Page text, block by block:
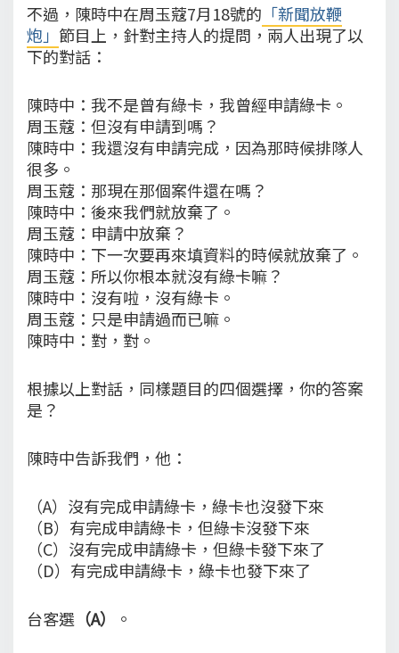
不過，陳時中在周玉蔻7月18號的 「新聞放鞭
炮」 節目上，針對主持人的提問，兩人出現了以
下的對話：
陳時中：我不是曾有綠卡，我曾經申請綠卡。
周玉蔻：但沒有申請到嗎？
陳時中：我還沒有申請完成，因為那時候排隊人
很多。
周玉蔻：那現在那個案件還在嗎？
陳時中：後來我們就放棄了。
周玉蔻：申請中放棄？
陳時中：下一次要再來填資料的時候就放棄了。
周玉蔻：所以你根本就沒有綠卡嘛？
陳時中：沒有啦，沒有綠卡。
周玉蔻：只是申請過而已嘛。
陳時中：對，對。
根據以上對話，同樣題目的四個選擇，你的答案
是？
陳時中告訴我們，他：
（A）沒有完成申請綠卡，綠卡也沒發下來
（B）有完成申請綠卡，但綠卡沒發下來
（C）沒有完成申請綠卡，但綠卡發下來了
（D）有完成申請綠卡，綠卡也發下來了
台客選 （A） 。